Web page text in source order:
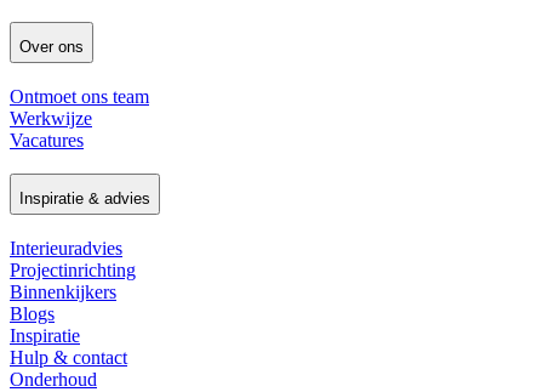
Over ons
Ontmoet ons team
Werkwijze
Vacatures
Inspiratie & advies
Interieuradvies
Projectinrichting
Binnenkijkers
Blogs
Inspiratie
Hulp & contact
Onderhoud